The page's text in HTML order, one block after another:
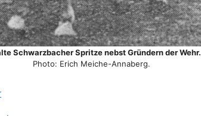
Schwarzbacher Spritze nebst Gründern der Wehr.
Photo: Erich Meiche-Annaberg.